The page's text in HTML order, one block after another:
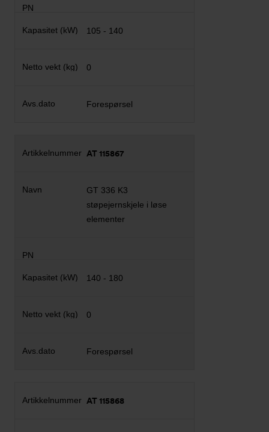
105 - 140
0
Forespørsel
AT 115867
GT 336 K3
støpejernskjele i løse
elementer
140 - 180
0
Forespørsel
AT 115868